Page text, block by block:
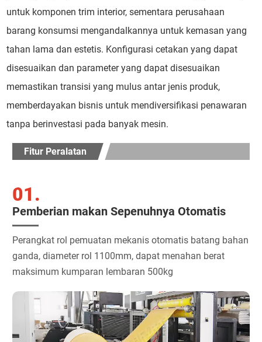
untuk komponen trim interior, sementara perusahaan
barang konsumsi mengandalkannya untuk kemasan yang
tahan lama dan estetis. Konfigurasi cetakan yang dapat
disesuaikan dan parameter yang dapat disesuaikan
memastikan transisi yang mulus antar jenis produk,
memberdayakan bisnis untuk mendiversifikasi penawaran
tanpa berinvestasi pada banyak mesin.
Fitur Peralatan
01.
Pemberian makan Sepenuhnya Otomatis
Perangkat rol pemuatan mekanis otomatis batang bahan
ganda, diameter rol 1100mm, dapat menahan berat
maksimum kumparan lembaran 500kg